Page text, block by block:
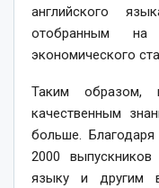
английского
отобранным
экономического
Таким образом,
качественным
больше.
2000
языку и другим